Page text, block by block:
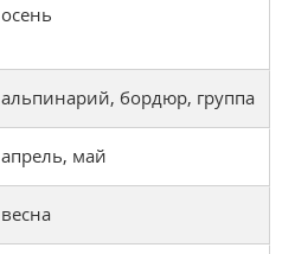
осень
альпинарий, бордюр, группа
апрель, май
весна